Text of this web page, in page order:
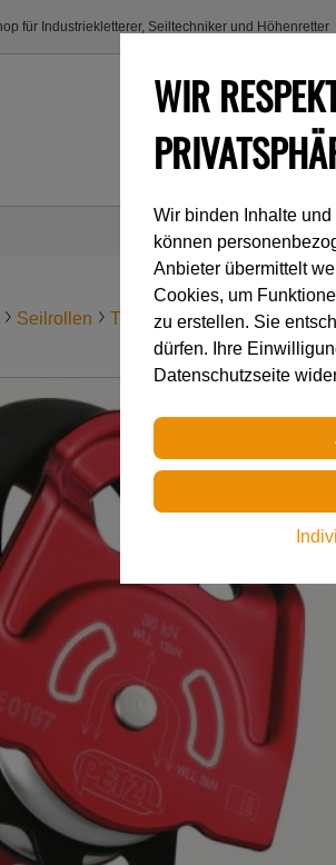
für Industriekletterer, Seiltechniker und Höhenretter
Seilrollen TWIN
WIR
Wir binden Inhalte
können
Anbieter übermittelt
Cookies, um
zu erstellen. Sie
dürfen. Ihre
Datenschutzseite